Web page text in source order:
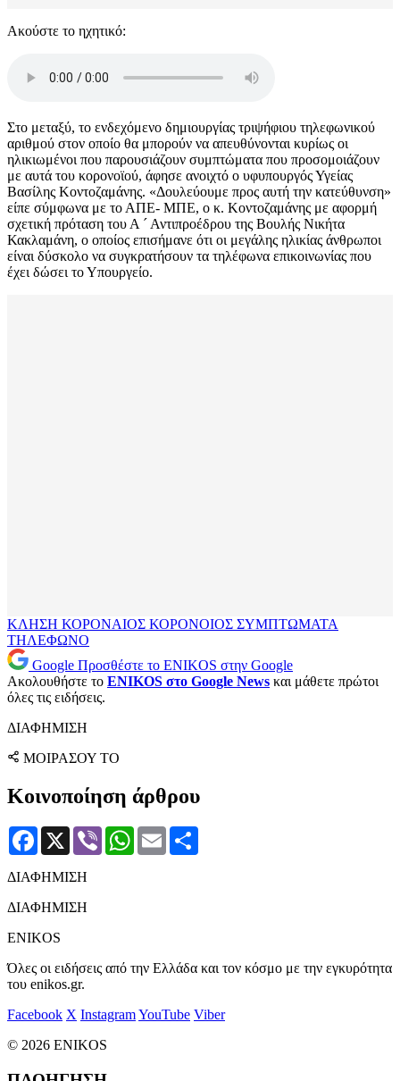
Ακούστε το ηχητικό:
Στο μεταξύ, το ενδεχόμενο δημιουργίας τριψήφιου τηλεφωνικού
αριθμού στον οποίο θα μπορούν να απευθύνονται κυρίως οι
ηλικιωμένοι που παρουσιάζουν συμπτώματα που προσομοιάζουν
με αυτά του κορονοϊού, άφησε ανοιχτό ο υφυπουργός Υγείας
Βασίλης Κοντοζαμάνης. «Δουλεύουμε προς αυτή την κατεύθυνση»
είπε σύμφωνα με το ΑΠΕ- ΜΠΕ, ο κ. Κοντοζαμάνης με αφορμή
σχετική πρόταση του Α ´ Αντιπροέδρου της Βουλής Νικήτα
Κακλαμάνη, ο οποίος επισήμανε ότι οι μεγάλης ηλικίας άνθρωποι
είναι δύσκολο να συγκρατήσουν τα τηλέφωνα επικοινωνίας που
έχει δώσει το Υπουργείο.
ΚΛΗΣΗ ΚΟΡΟΝΑΙΟΣ ΚΟΡΟΝΟΙΟΣ ΣΥΜΠΤΩΜΑΤΑ
ΤΗΛΕΦΩΝΟ
Google Προσθέστε το ENIKOS στην Google
Ακολουθήστε το ENIKOS στο Google News και μάθετε πρώτοι
όλες τις ειδήσεις.
ΔΙΑΦΗΜΙΣΗ
ΜΟΙΡΑΣΟΥ ΤΟ
Κοινοποίηση άρθρου
Facebook
X Viber WhatsApp
Email
ΔΙΑΦΗΜΙΣΗ
ΔΙΑΦΗΜΙΣΗ
ENIKOS
Όλες οι ειδήσεις από την Ελλάδα και τον κόσμο με την εγκυρότητα
του enikos.gr.
Facebook X InstagramYouTube Viber
© 2026 ENIKOS